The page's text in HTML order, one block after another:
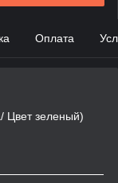
Оплата
Цвет зеленый)